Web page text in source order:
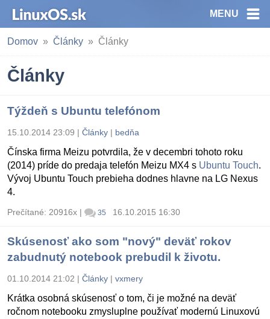
MENU
Domov Články Články
Články
Týždeň s Ubuntu telefónom
15.10.2014 23:09 | Články | bedňa
Čínska firma Meizu potvrdila, že v decembri tohoto roku
(2014) príde do predaja telefón Meizu MX4 s Ubuntu Touch.
Vývoj Ubuntu Touch prebieha dodnes hlavne na LG Nexus
4.
Prečítané: 20916x | 35 16.10.2015 16:30
Skúsenosť ako som "nový" deväť rokov
zabudnutý notebook prebudil k životu.
01.10.2014 21:02 | Články | vxmery
Krátka osobná skúsenosť o tom, či je možné na deväť
ročnom notebooku zmysluplne používať modernú Linuxovú